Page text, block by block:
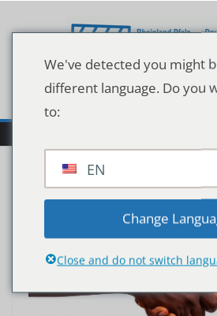
Inhalt
We've detected you might
different language. Do you
to:
EN
Change
Close and do not switch